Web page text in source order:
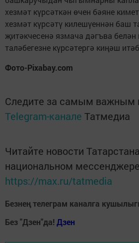
хезмәт күрсәткән өчен бәяне
хезмәт күрсәтү килешүеннән баш
җитәкчесенә язмача дәгъва белән
таләбегезне күрсәтергә киңәш
Фото-Pixabay.com
Следите за самым важным
Telegram-канале Татмедиа
Читайте новости
национальном
https://max.ru/tatmedia
Безнең телеграм каналга
Без "Дзен"да! Дзен